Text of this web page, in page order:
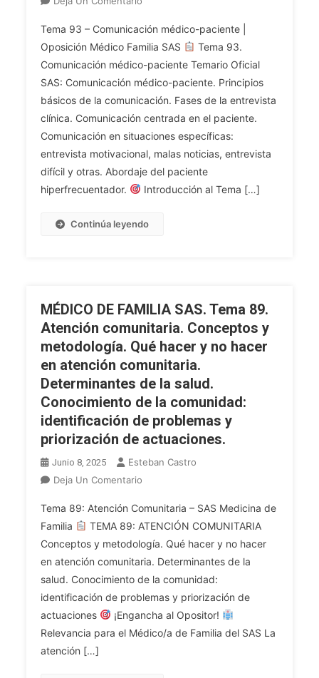
DE
FAMILIA
SAS.
Tema
93.
Comunicación
Médico-
Paciente.
Principios
Básicos
De
Comunicación.
Clínica.
Comunicación
Centrada
En
El
Comunicación
En
Situaciones
Específicas:
Malas
Noticias,
Entrevista
Difícil
Y
Abordaje
Del
Paciente
Tema 93 – Comunicación médico-paciente |
Oposición Médico Familia SAS
Tema 93.
Comunicación médico-paciente Temario Oficial
SAS: Comunicación médico-paciente. Principios
básicos de la comunicación. Fases de la entrevista
clínica. Comunicación centrada en el paciente.
Comunicación en situaciones específicas:
entrevista motivacional, malas noticias, entrevista
difícil y otras. Abordaje del paciente
hiperfrecuentador.
Introducción al Tema […]
Continúa leyendo
MÉDICO DE FAMILIA SAS. Tema 89.
Atención comunitaria. Conceptos y
metodología. Qué hacer y no hacer
en atención comunitaria.
Determinantes de la salud.
Conocimiento de la comunidad:
identificación de problemas y
priorización de actuaciones.
Junio 8, 2025
Esteban Castro
Deja Un Comentario
DE
FAMILIA
SAS.
Tema
89.
Atención
Comunitaria.
Conceptos
Tema 89: Atención Comunitaria – SAS Medicina de
Familia
TEMA 89: ATENCIÓN COMUNITARIA
Conceptos y metodología. Qué hacer y no hacer
en atención comunitaria. Determinantes de la
salud. Conocimiento de la comunidad:
identificación de problemas y priorización de
actuaciones
¡Engancha al Opositor!
Relevancia para el Médico/a de Familia del SAS La
atención […]